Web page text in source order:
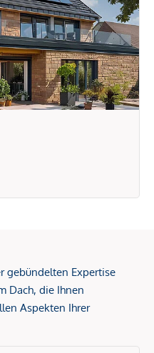
gebündelten Expertise
Dach, die Ihnen
Aspekten Ihrer